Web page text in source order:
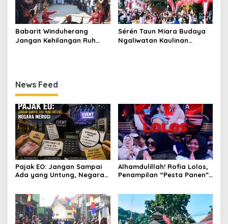
Babarit Winduherang
Jangan Kehilangan Ruh
Sérén Taun Miara Budaya
Ngaliwatan Kaulinan
News Feed
Pajak EO: Jangan Sampai
Ada yang Untung, Negara
Alhamdulillah! Rofia Lolos,
Penampilan “Pesta Panen”